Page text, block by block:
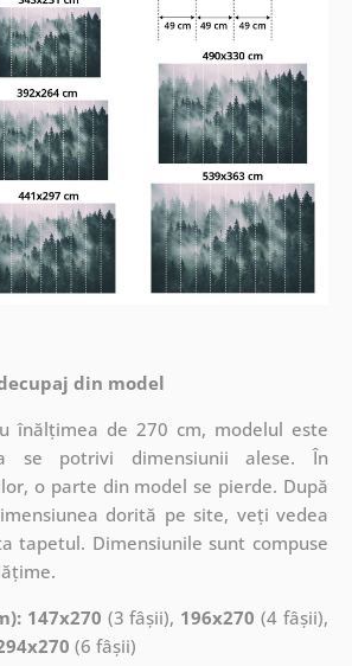
din model
înălțimea de 270 cm, modelul este
se potrivi dimensiunii alese. În
o parte din model se pierde. După
dorită pe site, veți vedea
tapetul. Dimensiunile sunt compuse
147x270 (3 fâșii), 196x270 (4 fâșii),
(6 fâșii)